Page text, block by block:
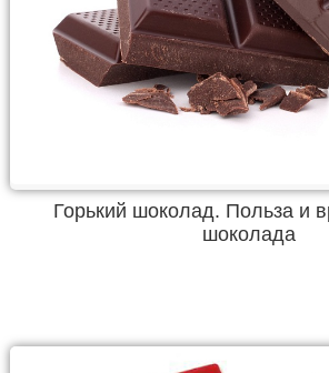
Горький шоколад. Польза и
шоколада